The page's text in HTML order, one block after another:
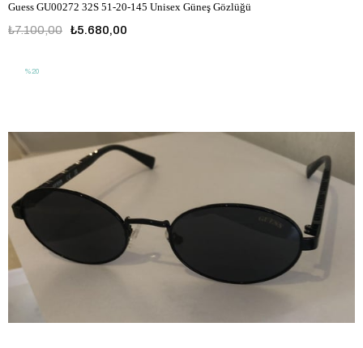
Guess GU00272 32S 51-20-145 Unisex Güneş Gözlüğü
₺5.680,00
₺7.100,00
%20